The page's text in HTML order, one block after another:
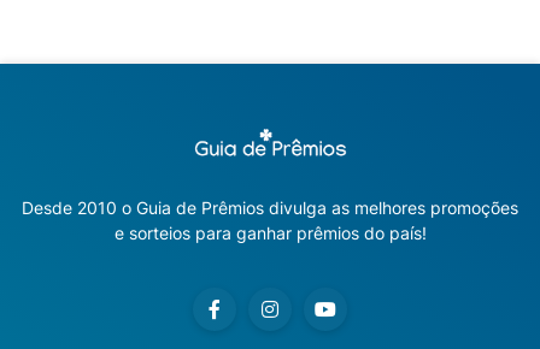
Desde 2010 o Guia de Prêmios divulga as melhores promoções
e sorteios para ganhar prêmios do país!